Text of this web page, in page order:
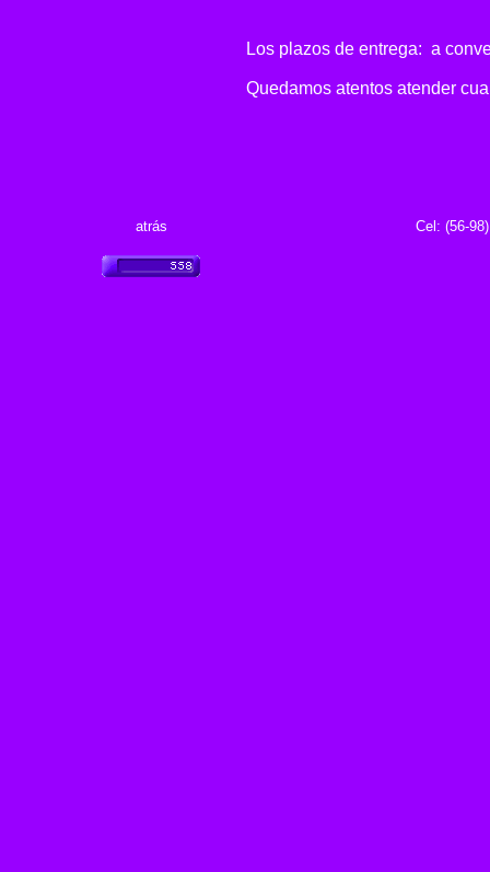
Los plazos de entrega: a
Quedamos atentos atender
atrás Cel: (56-